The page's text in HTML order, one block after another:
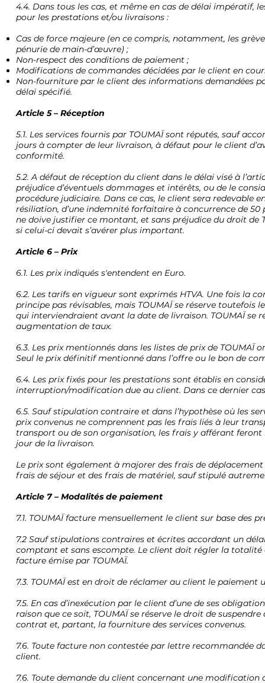
4.4. Dans tous les cas, et même en cas de délai impératif,
pour les prestations et/ou livraisons :
Cas de force majeure (en ce compris, notamment, les
pénurie de main-d’œuvre) ;
Non-respect des conditions de paiement ;
Modifications de commandes décidées par le client en
Non-fourniture par le client des informations demandées
délai spécifié.
Article 5 – Réception
5.1. Les services fournis par TOUMAÏ sont réputés, sauf
jours à compter de leur livraison, à défaut pour le client
conformité.
5.2. A défaut de réception du client dans le délai visé à
préjudice d’éventuels dommages et intérêts, ou de le
procédure judiciaire. Dans ce cas, le client sera redevable
résiliation, d’une indemnité forfaitaire à concurrence de 50
ne doive justifier ce montant, et sans préjudice du droit de
si celui-ci devait s’avérer plus important.
Article 6 – Prix
6.1. Les prix indiqués s'entendent en Euro.
6.2. Les tarifs en vigueur sont exprimés HTVA. Une fois la
principe pas révisables, mais TOUMAÏ se réserve
qui interviendraient avant la date de livraison. TOUMAÏ se
augmentation de taux.
6.3. Les prix mentionnés dans les listes de prix de
Seul le prix définitif mentionné dans l’offre ou le bon de
6.4. Les prix fixés pour les prestations sont établis en
interruption/modification due au client. Dans ce dernier
6.5. Sauf stipulation contraire et dans l’hypothèse où les
prix convenus ne comprennent pas les frais liés à leur
transport ou de son organisation, les frais y afférant feront
jour de la livraison.
Le prix sont également à majorer des frais de déplacement
frais de séjour et des frais de matériel, sauf stipulé
Article 7 – Modalités de paiement
7.1. TOUMAÏ facture mensuellement le client sur base des
7.2 Sauf stipulations contraires et écrites accordant un
comptant et sans escompte. Le client doit régler la
facture émise par TOUMAÏ.
7.3. TOUMAÏ est en droit de réclamer au client le
7.5. En cas d’inexécution par le client d’une de ses
raison que ce soit, TOUMAÏ se réserve le droit de
contrat et, partant, la fourniture des services convenus.
7.6. Toute facture non contestée par lettre recommandée
client.
7.6. Toute demande du client concernant une